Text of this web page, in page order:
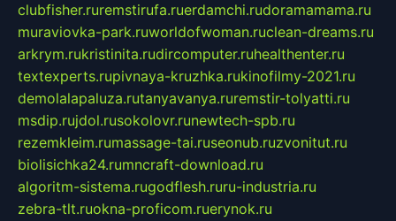
clubfisher.ruremstirufa.ruerdamchi.rudoramamama.ru
muraviovka-park.ruworldofwoman.ruclean-dreams.ru
arkrym.rukristinita.rudircomputer.ruhealthenter.ru
textexperts.rupivnaya-kruzhka.rukinofilmy-2021.ru
demolalapaluza.rutanyavanya.ruremstir-tolyatti.ru
msdip.rujdol.rusokolovr.runewtech-spb.ru
rezemkleim.rumassage-tai.ruseonub.ruzvonitut.ru
biolisichka24.rumncraft-download.ru
algoritm-sistema.rugodflesh.ruru-industria.ru
zebra-tlt.ruokna-proficom.ruerynok.ru